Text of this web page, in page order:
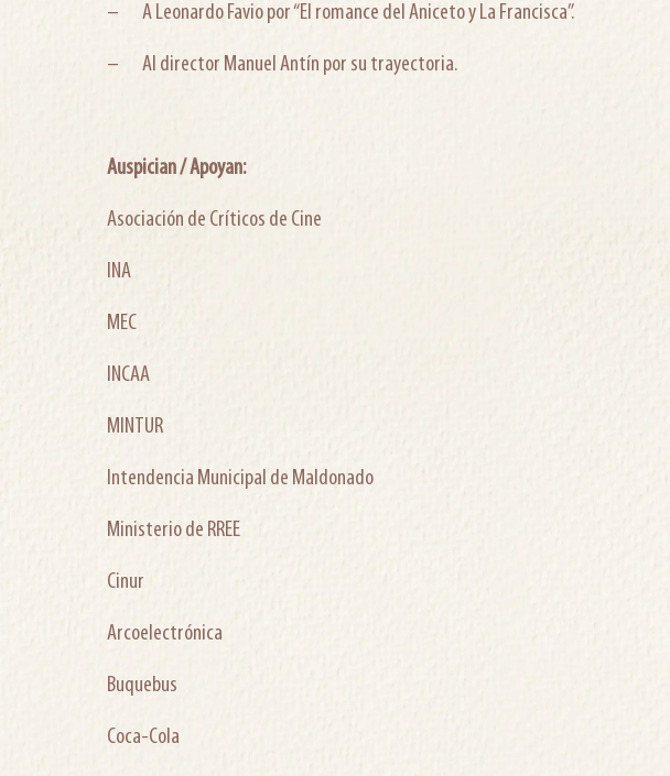
– A Leonardo Favio por “El romance del Aniceto y La Francisca”.
– Al director Manuel Antín por su trayectoria.
Auspician / Apoyan:
Asociación de Críticos de Cine
INA
MEC
INCAA
MINTUR
Intendencia Municipal de Maldonado
Ministerio de RREE
Cinur
Arcoelectrónica
Buquebus
Coca-Cola